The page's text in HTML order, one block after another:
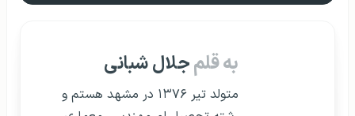
به قلمجلال شبانی
متولد تیر ۱۳۷۶ در مشهد هستم و